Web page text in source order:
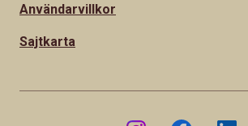
Användarvillkor
Sajtkarta